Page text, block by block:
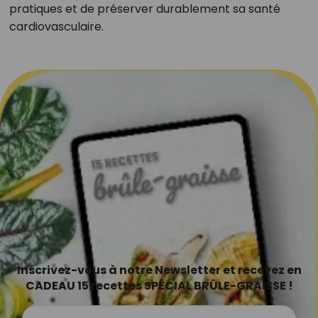
pratiques et de préserver durablement sa santé
cardiovasculaire.
Inscrivez-vous à notre Newsletter et recevez en
CADEAU 15 recettes SPÉCIAL BRÛLE-GRAISSE !